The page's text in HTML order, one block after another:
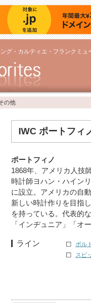
グ・カルティエ・フランクミ
の他
IWC ポートフィ
ポートフィノ
1868年、アメリカ人技
時計師ヨハン・ハイン
に設立。アメリカの自
新しい時計作りを目指
を持っている。代表的
「インヂュニア」「オ
ライン
ポル
スピ